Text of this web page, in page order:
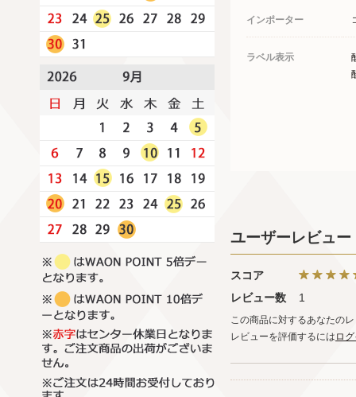
インポーター
ラベル表示
ユーザーレビュー
スコア
レビュー数
1
この商品に対するあなたの
レビューを評価するには ロ